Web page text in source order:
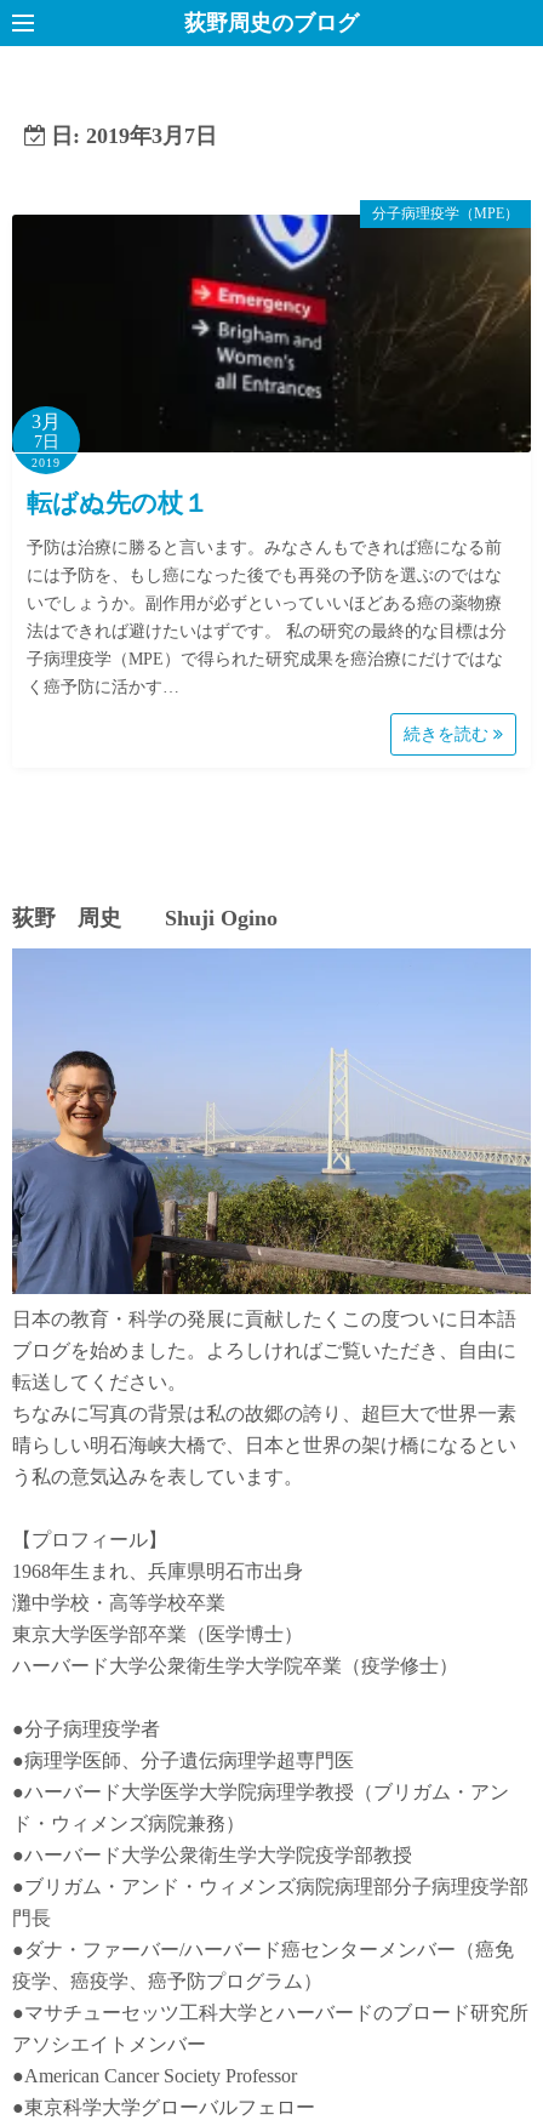
コ
ン
荻野周史のブログ
日: 2019年3月7日
分子病理疫学（MPE）
3月
7日
2019
転ばぬ先の杖１
予防は治療に勝ると言います。みなさんもできれば癌になる前
には予防を、もし癌になった後でも再発の予防を選ぶのではな
いでしょうか。副作用が必ずといっていいほどある癌の薬物療
法はできれば避けたいはずです。 私の研究の最終的な目標は分
子病理疫学（MPE）で得られた研究成果を癌治療にだけではな
く癌予防に活かす…
続きを読む
荻野 周史 Shuji Ogino
日本の教育・科学の発展に貢献したくこの度ついに日本語
ブログを始めました。よろしければご覧いただき、自由に
転送してください。
ちなみに写真の背景は私の故郷の誇り、超巨大で世界一素
晴らしい明石海峡大橋で、日本と世界の架け橋になるとい
う私の意気込みを表しています。
【プロフィール】
1968年生まれ、兵庫県明石市出身
灘中学校・高等学校卒業
東京大学医学部卒業（医学博士）
ハーバード大学公衆衛生学大学院卒業（疫学修士）
●分子病理疫学者
●病理学医師、分子遺伝病理学超専門医
●ハーバード大学医学大学院病理学教授（ブリガム・アン
ド・ウィメンズ病院兼務）
●ハーバード大学公衆衛生学大学院疫学部教授
●ブリガム・アンド・ウィメンズ病院病理部分子病理疫学部
門長
●ダナ・ファーバー/ハーバード癌センターメンバー（癌免
疫学
癌疫学 、癌予防プログラム）
●マサチューセッツ工科大学とハーバードのブロード研究所
アソシエイトメンバー
●American Cancer Society Professor
●東京科学大学グローバルフェロー